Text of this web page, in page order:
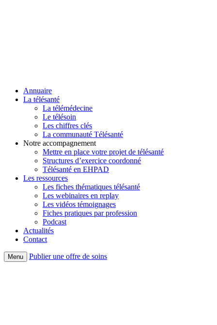
Annuaire
La télésanté
La télémédecine
Le télésoin
Les chiffres clés
La communauté Télésanté
Notre accompagnement
Mettre en place votre projet de télésanté
Structures d’exercice coordonné
Télésanté en EHPAD
Les ressources
Les fiches thématiques télésanté
Les webinaires en replay
Les vidéos témoignages
Fiches pratiques par profession
Podcast
Actualités
Contact
Menu Publier une offre de soins